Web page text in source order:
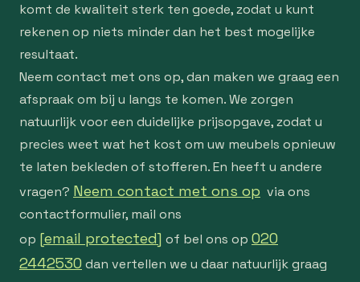
komt de kwaliteit sterk ten goede, zodat u kunt
rekenen op niets minder dan het best mogelijke
resultaat.
Neem contact met ons op, dan maken we graag een
afspraak om bij u langs te komen. We zorgen
natuurlijk voor een duidelijke prijsopgave, zodat u
precies weet wat het kost om uw meubels opnieuw
te laten bekleden of stofferen. En heeft u andere
vragen? Neem contact met ons op via ons
contactformulier, mail ons
op [email protected] of bel ons op 020
2442530 dan vertellen we u daar natuurlijk graag